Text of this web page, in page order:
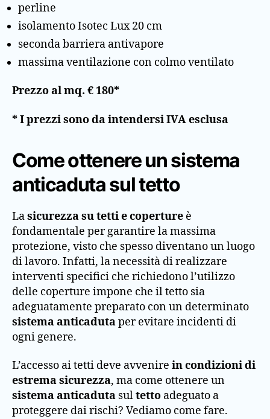
perline
isolamento Isotec Lux 20 cm
seconda barriera antivapore
massima ventilazione con colmo ventilato
Prezzo al mq. € 180*
* I prezzi sono da intendersi IVA esclusa
Come ottenere un sistema
anticaduta sul tetto
Lasicurezza su tetti e coperture è
fondamentale per garantire la massima
protezione, visto che spesso diventano un luogo
di lavoro. Infatti, la necessità di realizzare
interventi specifici che richiedono l’utilizzo
delle coperture impone che il tetto sia
adeguatamente preparato con un determinato
sistema anticadutaper evitare incidenti di
ogni genere.
L’accesso ai tetti deve avvenire in condizioni di
estrema sicurezza, ma come ottenere un
sistema anticaduta sultetto adeguato a
proteggere dai rischi? Vediamo come fare.